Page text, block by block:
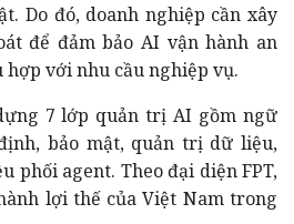
Do đó, doanh nghiệp cần xây
để đảm bảo AI vận hành an
hợp với nhu cầu nghiệp vụ.
7 lớp quản trị AI gồm ngữ
bảo mật, quản trị dữ liệu,
phối agent. Theo đại diện FPT,
lợi thế của Việt Nam trong